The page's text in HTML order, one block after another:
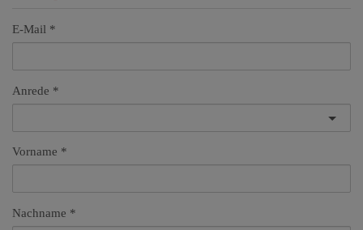
E-Mail
Anrede
Vorname
Nachname